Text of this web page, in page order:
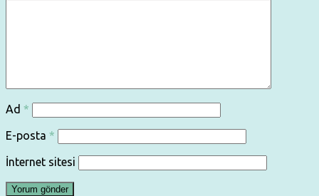
Ad *
E-posta *
İnternet sitesi